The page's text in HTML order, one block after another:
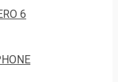
6